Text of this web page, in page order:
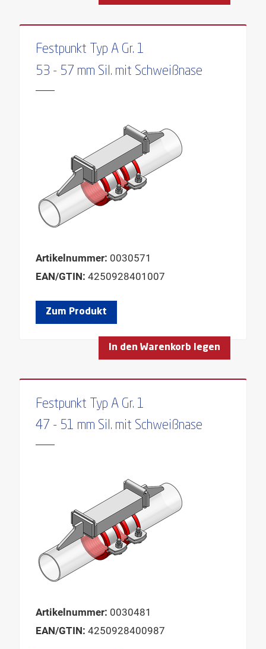
Festpunkt Typ A Gr. 1
53 - 57 mm Sil. mit Schweißnase
Artikelnummer: 0030571
EAN/GTIN: 4250928401007
Zum Produkt
In den Warenkorb legen
Festpunkt Typ A Gr. 1
47 - 51 mm Sil. mit Schweißnase
Artikelnummer: 0030481
EAN/GTIN: 4250928400987